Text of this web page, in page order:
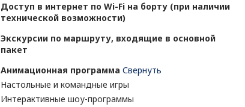
Доступ в интернет по Wi-Fi на борту (при наличии
технической возможности)
Экскурсии по маршруту, входящие в основной
пакет
Анимационная программа Свернуть
Настольные и командные игры
Интерактивные шоу-программы